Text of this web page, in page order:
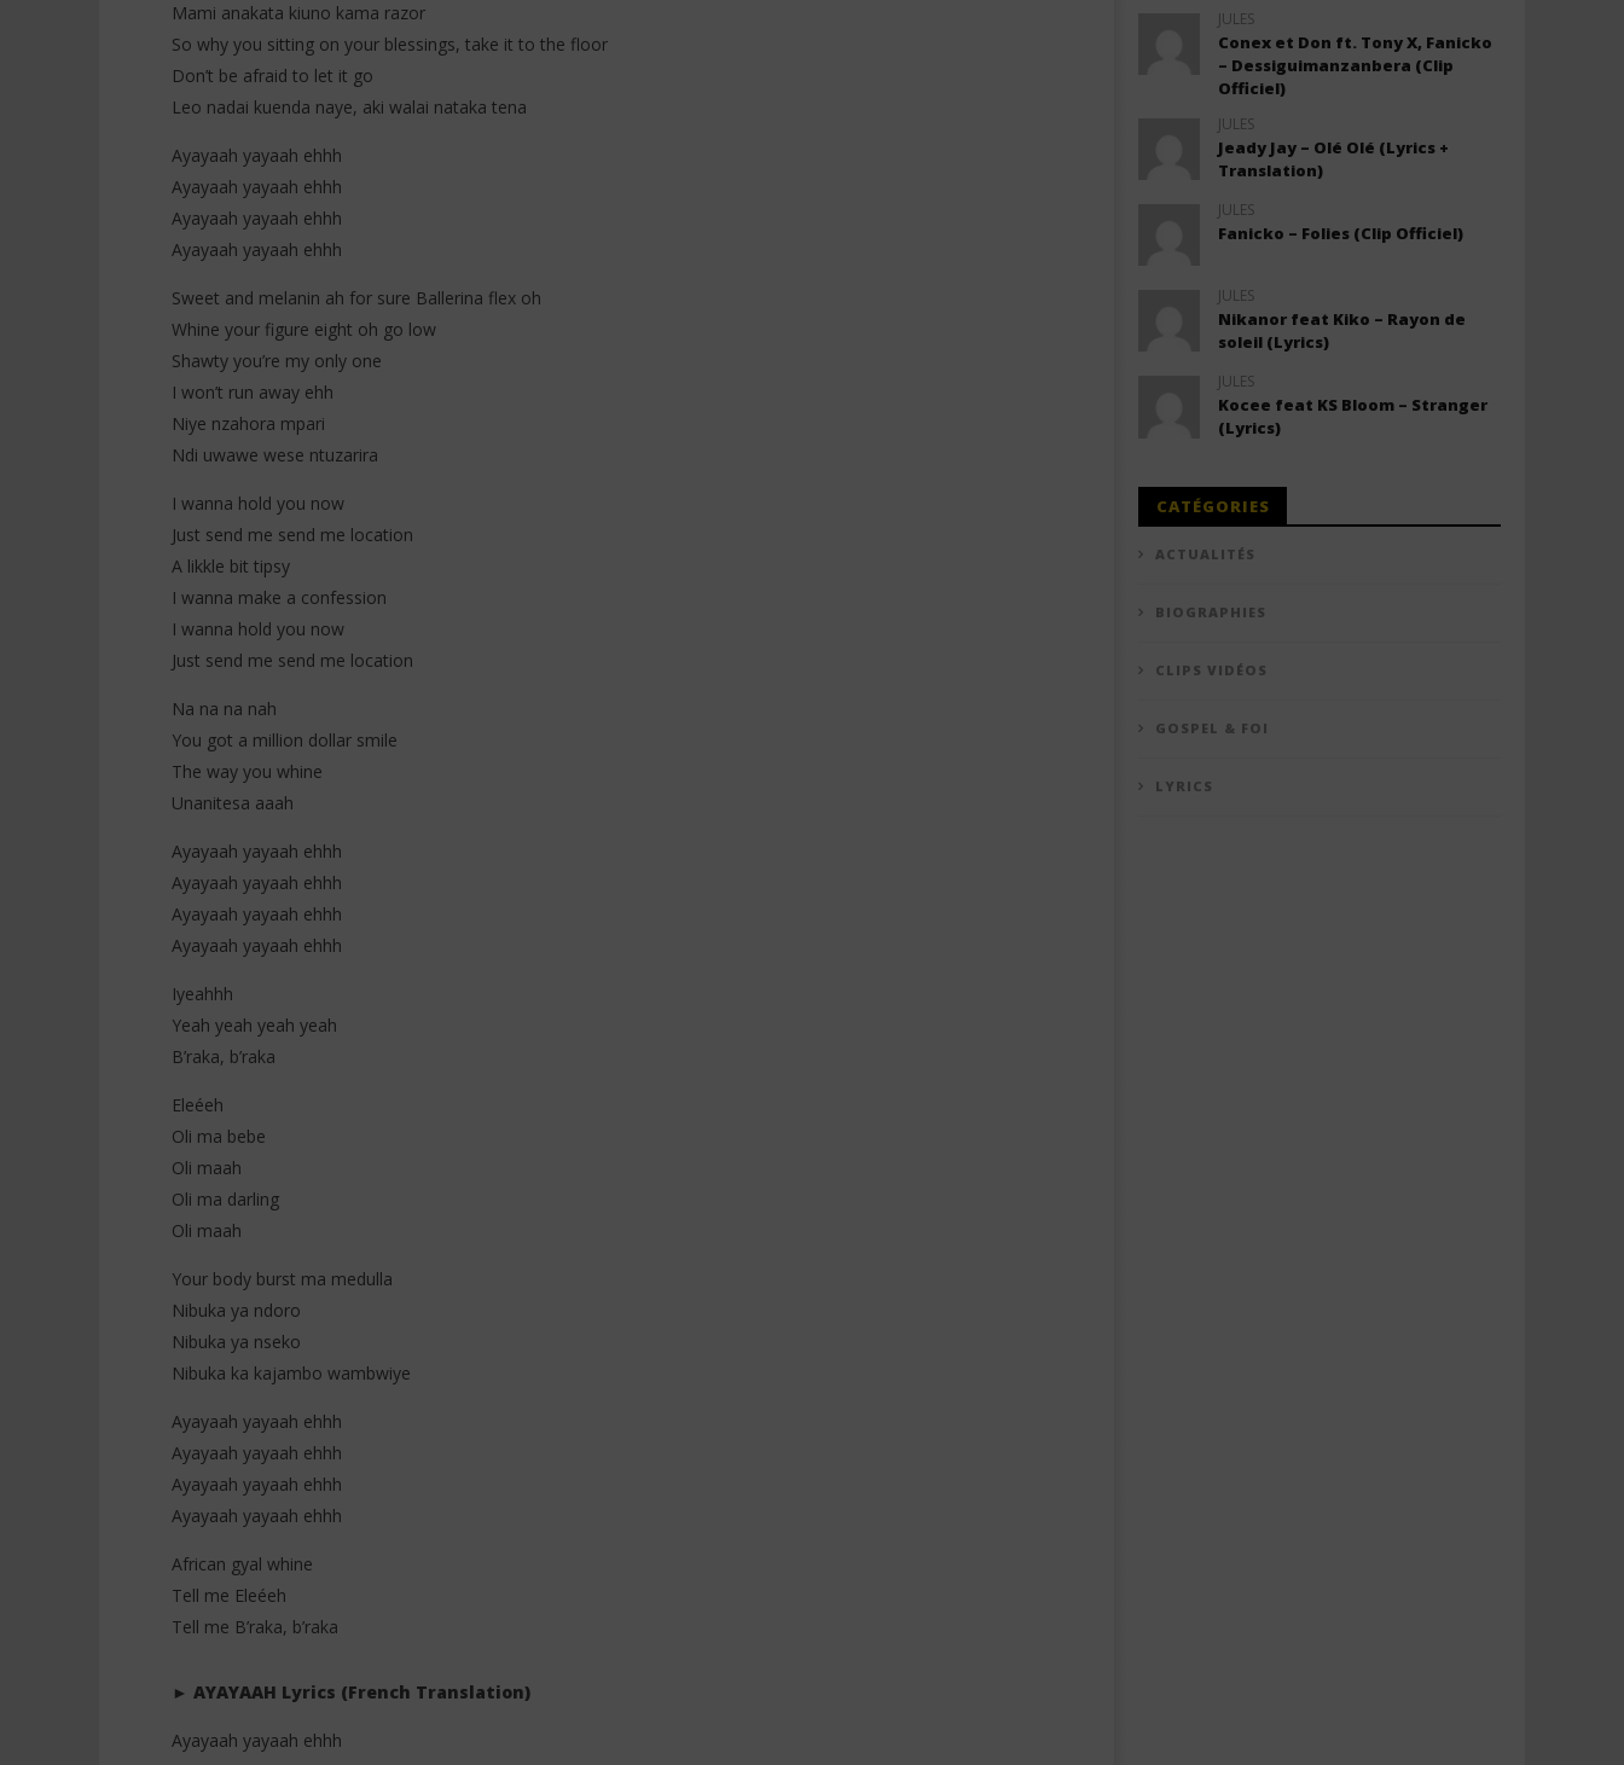
Mami anakata kiuno kama razor
So why you sitting on your blessings, take it to the floor
Don’t be afraid to let it go
Leo nadai kuenda naye, aki walai nataka tena
Ayayaah yayaah ehhh
Ayayaah yayaah ehhh
Ayayaah yayaah ehhh
Ayayaah yayaah ehhh
Sweet and melanin ah for sure Ballerina flex oh
Whine your figure eight oh go low
Shawty you’re my only one
I won’t run away ehh
Niye nzahora mpari
Ndi uwawe wese ntuzarira
I wanna hold you now
Just send me send me location
A likkle bit tipsy
I wanna make a confession
I wanna hold you now
Just send me send me location
Na na na nah
You got a million dollar smile
The way you whine
Unanitesa aaah
Ayayaah yayaah ehhh
Ayayaah yayaah ehhh
Ayayaah yayaah ehhh
Ayayaah yayaah ehhh
Iyeahhh
Yeah yeah yeah yeah
B’raka, b’raka
Eleéeh
Oli ma bebe
Oli maah
Oli ma darling
Oli maah
Your body burst ma medulla
Nibuka ya ndoro
Nibuka ya nseko
Nibuka ka kajambo wambwiye
Ayayaah yayaah ehhh
Ayayaah yayaah ehhh
Ayayaah yayaah ehhh
Ayayaah yayaah ehhh
African gyal whine
Tell me Eleéeh
Tell me B’raka, b’raka
► AYAYAAH Lyrics (French Translation)
Ayayaah yayaah ehhh
JULES
Conex et Don ft. Tony X, Fanicko
– Dessiguimanzanbera (Clip
Officiel)
JULES
Jeady Jay – Olé Olé (Lyrics +
Translation)
JULES
Fanicko – Folies (Clip Officiel)
JULES
Nikanor feat Kiko – Rayon de
soleil (Lyrics)
JULES
Kocee feat KS Bloom – Stranger
(Lyrics)
CATÉGORIES
ACTUALITÉS
BIOGRAPHIES
CLIPS VIDÉOS
GOSPEL & FOI
LYRICS